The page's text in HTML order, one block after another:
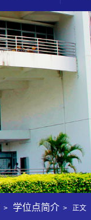
> 学位点简介 > 正文